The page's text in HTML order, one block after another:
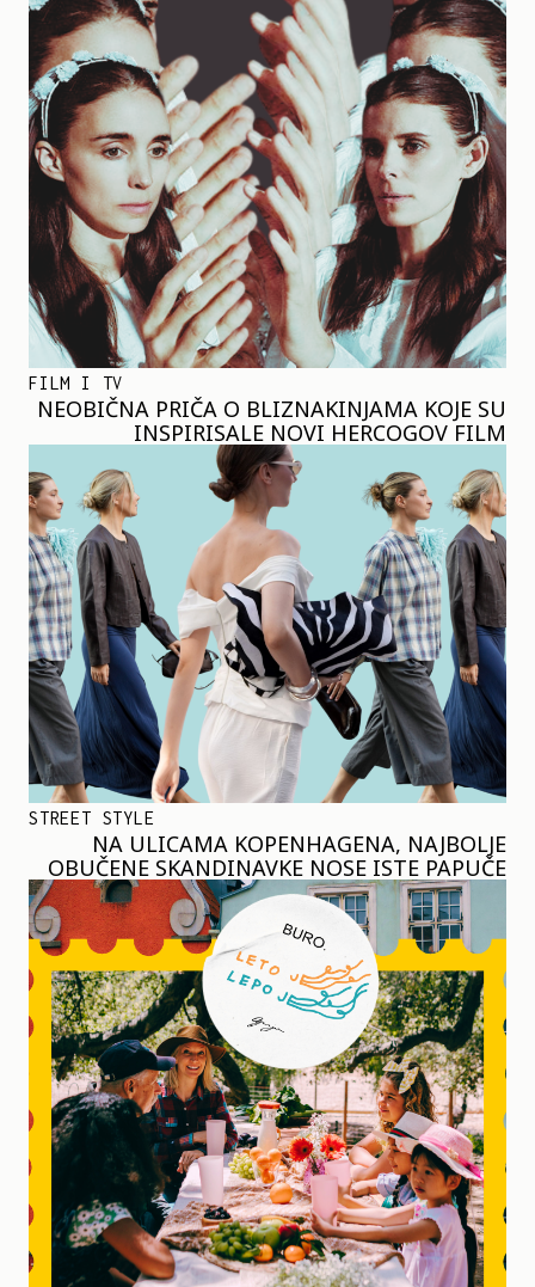
FILM I TV
NEOBIČNA PRIČA O BLIZNAKINJAMA KOJE SU
INSPIRISALE NOVI HERCOGOV FILM
STREET STYLE
NA ULICAMA KOPENHAGENA, NAJBOLJE
OBUČENE SKANDINAVKE NOSE ISTE PAPUČE